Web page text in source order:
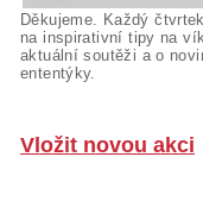
Děkujeme. Každý
na inspirativní tipy na
aktuální soutěži a o
ententýky.
Vložit novou akci